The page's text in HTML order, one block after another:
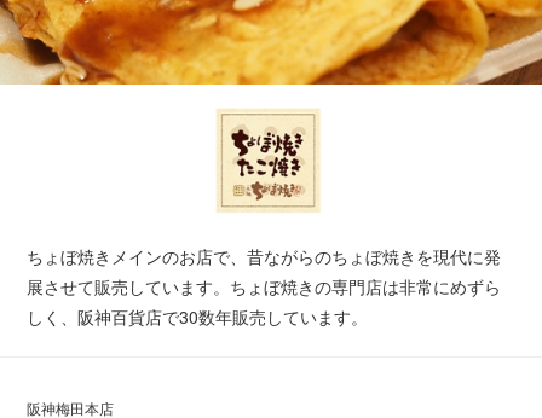
ちょぼ焼きメインのお店で、昔ながらのちょぼ焼きを現代に発
展させて販売しています。ちょぼ焼きの専門店は非常にめずら
しく、阪神百貨店で30数年販売しています。
阪神梅田本店